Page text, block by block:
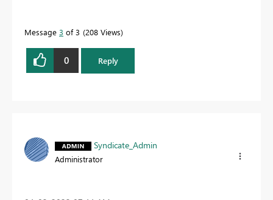
Message 3 of 3 208 Views
0 Reply
Syndicate_Admin
Administrator